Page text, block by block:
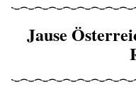
Jause